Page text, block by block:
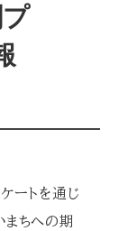
ートを通じ
まちへの期